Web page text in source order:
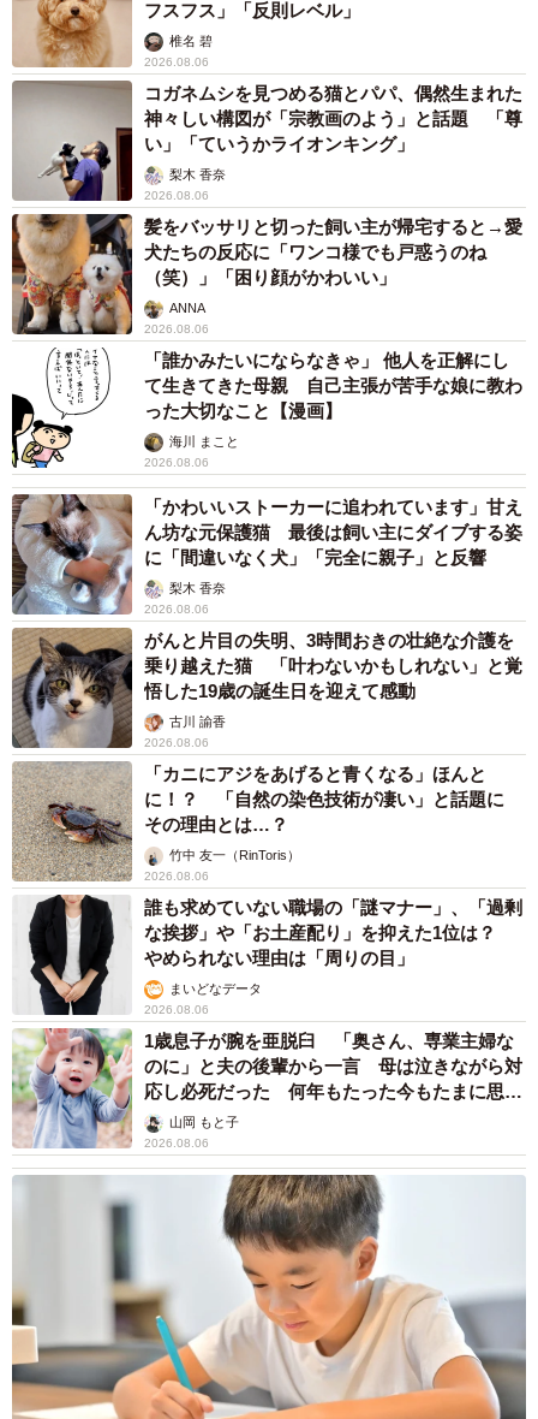
フスフス」「反則レベル」
椎名 碧
2026.08.06
コガネムシを見つめる猫とパパ、偶然生まれた
神々しい構図が「宗教画のよう」と話題 「尊
い」「ていうかライオンキング」
梨木 香奈
2026.08.06
髪をバッサリと切った飼い主が帰宅すると→愛
犬たちの反応に「ワンコ様でも戸惑うのね
（笑）」「困り顔がかわいい」
ANNA
2026.08.06
「誰かみたいにならなきゃ」 他人を正解にし
て生きてきた母親 自己主張が苦手な娘に教わ
った大切なこと【漫画】
海川 まこと
2026.08.06
「かわいいストーカーに追われています」甘え
ん坊な元保護猫 最後は飼い主にダイブする姿
に「間違いなく犬」「完全に親子」と反響
梨木 香奈
2026.08.06
がんと片目の失明、3時間おきの壮絶な介護を
乗り越えた猫 「叶わないかもしれない」と覚
悟した19歳の誕生日を迎えて感動
古川 諭香
2026.08.06
「カニにアジをあげると青くなる」ほんと
に！？ 「自然の染色技術が凄い」と話題に
その理由とは…？
竹中 友一（RinToris）
2026.08.06
誰も求めていない職場の「謎マナー」、「過剰
な挨拶」や「お土産配り」を抑えた1位は？
やめられない理由は「周りの目」
まいどなデータ
2026.08.06
1歳息子が腕を亜脱臼 「奥さん、専業主婦な
のに」と夫の後輩から一言 母は泣きながら対
応し必死だった 何年もたった今もたまに思い
出し…山岡 もと子
2026.08.06